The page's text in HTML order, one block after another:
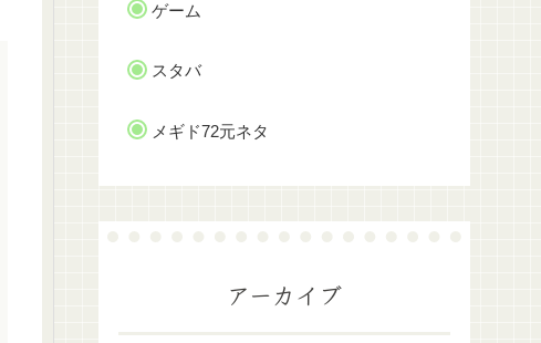
ゲーム
スタバ
メギド72元ネタ
アーカイブ